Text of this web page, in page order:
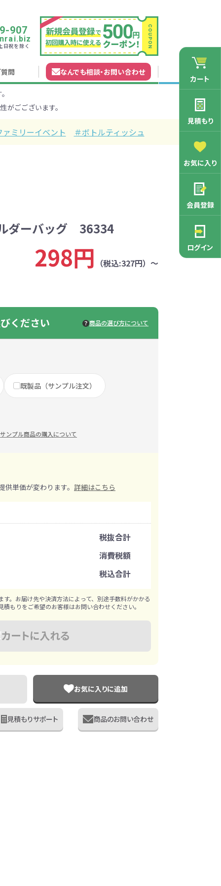
ートバッ
不織布バッグ
保冷バッグ
巾着・リュ
チ キャンバスポーチ
ャーム対象
マルチケース
ミマグカッ
ガラスマグカップ
その他
ッシュ ボトルティッシュ
アロマ・フレグランス
コースター
ホイッスル
ッズ
マスク
ッシュ・ティ
除菌液
ャーグッズ
円
リサイクルレザー
ラバーウッド
生分解性素材
記念品
セット 子供向け抽選会セット
ィ 冬のノベルティ
抽選会
キャラクター・ファンシー雑
貨
雑貨 生活雑貨
グッズ 生活雑貨
ン向け
ッグ特集
和のノベルティ特集
全 消防・救急グッズ
イド
問 なんでも相談・お問い合わせ
907
祝を除く
カート
見積もり
お気に入り
会員登録
ログイン
がごございます。
ァミリーイベント ＃ボトルティッシュ
ダーバッグ 36334
298円 （税込:327円）～
ください 商品の選び方について
既製品（サンプル注文）
サンプル商品の購入について
※既製品サンプルは各色3個まで
単価が変わります。 詳細はこちら
税抜合計
消費税額
税込合計
す。お届け先や決済方法によって、別途手数料がかかる
もりをご希望のお客様はお問い合わせください。
カートに入れる
お気に入りに追加
見積もりサポート 商品のお問い合わせ